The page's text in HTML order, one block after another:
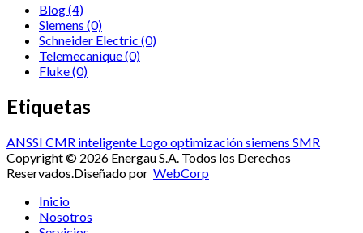
Blog(4)
Siemens (0)
Schneider Electric (0)
Telemecanique(0)
Fluke(0)
Etiquetas
ANSSI CMR inteligente Logooptimizaciónsiemens SMR
Copyright © 2026 Energau S.A. Todos los Derechos
Reservados. Diseñado por WebCorp
Inicio
Nosotros